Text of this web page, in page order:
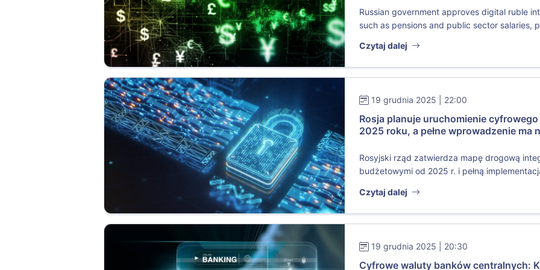
Russian government approves digital ruble
such as pensions and public sector salaries,
Czytaj dalej
19 grudnia 2025 | 22:00
Rosja planuje uruchomienie
2025 roku, a pełne wprowadzenie ma
Rosyjski rząd zatwierdza mapę drogową
budżetowymi od 2025 r. i pełną
Czytaj dalej
19 grudnia 2025 | 20:30
Cyfrowe waluty banków centralnych: